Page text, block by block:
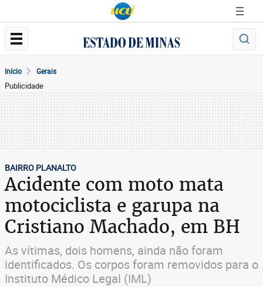
Início Gerais
Publicidade
BAIRRO PLANALTO
Acidente com moto mata
motociclista e garupa na
Cristiano Machado, em BH
As vítimas, dois homens, ainda não foram
identificados. Os corpos foram removidos para o
Instituto Médico Legal (IML)